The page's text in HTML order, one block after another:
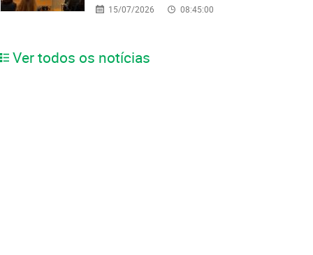
15/07/2026 08:45:00
Ver todos os notícias